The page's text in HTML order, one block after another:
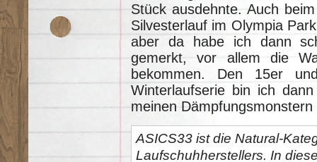
Stück ausdehnte. Auch
Silvesterlauf im Olympia
aber da habe ich dann
gemerkt, vor allem die
bekommen. Den 15er
Winterlaufserie bin ich
meinen Dämpfungsmonstern
ASICS33 ist die Natural-
Laufschuhherstellers. In